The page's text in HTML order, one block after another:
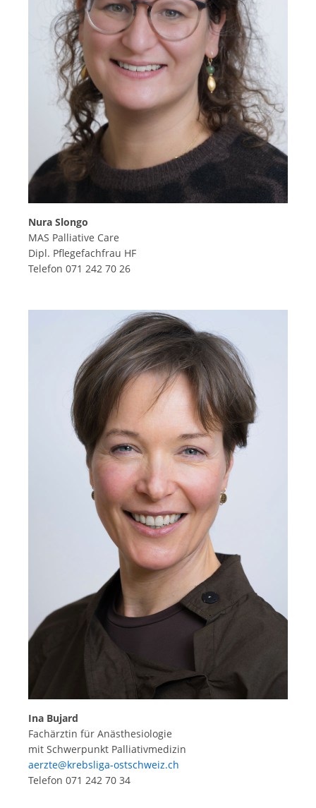
Nura Slongo
MAS Palliative Care
Dipl. Pflegefachfrau HF
Telefon 071 242 70 26
Ina Bujard
Fachärztin für Anästhesiologie
mit Schwerpunkt Palliativmedizin
aerzte@krebsliga-ostschweiz.ch
Telefon 071 242 70 34